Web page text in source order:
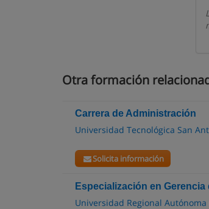
Otra formación
Carrera de Administración
Universidad Tecnológica San
Solicita información
Especialización en
Universidad Regional Autónoma